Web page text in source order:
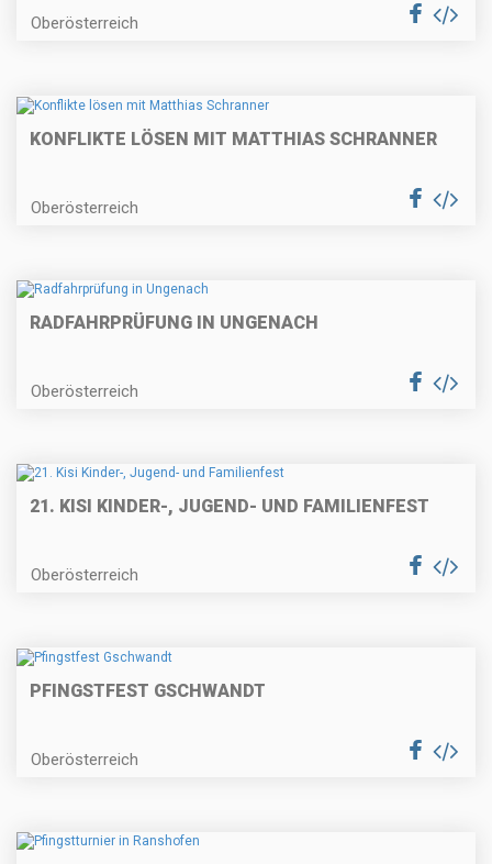
Oberösterreich
KONFLIKTE LÖSEN MIT MATTHIAS SCHRANNER
Oberösterreich
RADFAHRPRÜFUNG IN UNGENACH
Oberösterreich
21. KISI KINDER-, JUGEND- UND FAMILIENFEST
Oberösterreich
PFINGSTFEST GSCHWANDT
Oberösterreich